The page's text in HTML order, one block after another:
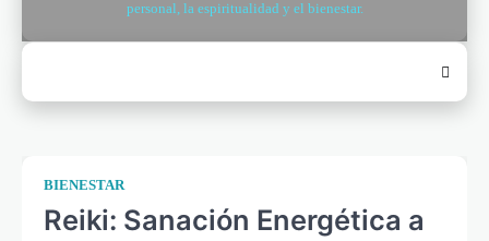
personal, la espiritualidad y el bienestar.
BIENESTAR
Reiki: Sanación Energética a